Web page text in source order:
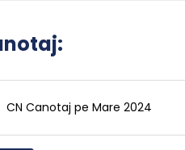
CN Canotaj pe Mare 2024